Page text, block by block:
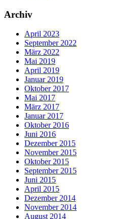
Archiv
April 2023
September 2022
März 2022
Mai 2019
April 2019
Januar 2019
Oktober 2017
Mai 2017
März 2017
Januar 2017
Oktober 2016
Juni 2016
Dezember 2015
November 2015
Oktober 2015
September 2015
Juni 2015
April 2015
Dezember 2014
November 2014
August 2014